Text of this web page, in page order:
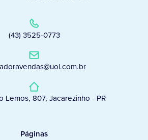
(43) 3525-0773
Lemos, 807, Jacarezinho - PR
Páginas